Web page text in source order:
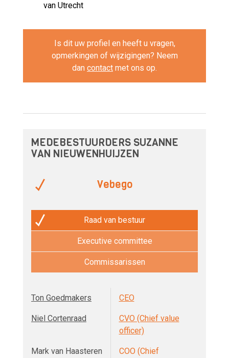
van Utrecht
Is dit uw profiel en heeft u vragen,
opmerkingen of wijzigingen? Neem
dan contact met ons op.
MEDEBESTUURDERS SUZANNE
VAN NIEUWENHUIJZEN
Vebego
Raad van bestuur
Executive committee
Commissarissen
Ton Goedmakers CEO
Niel Cortenraad
CVO (Chief value
officer)
Mark van Haasteren
COO (Chief